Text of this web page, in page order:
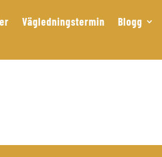
Vägledningstermin Blogg